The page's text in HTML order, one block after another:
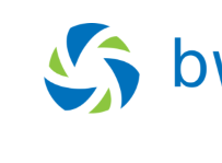
content